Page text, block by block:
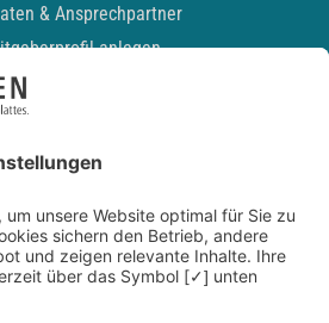
& Ansprechpartner
anlegen
Podcast
Kontakt
Datenschutz
Newsletter